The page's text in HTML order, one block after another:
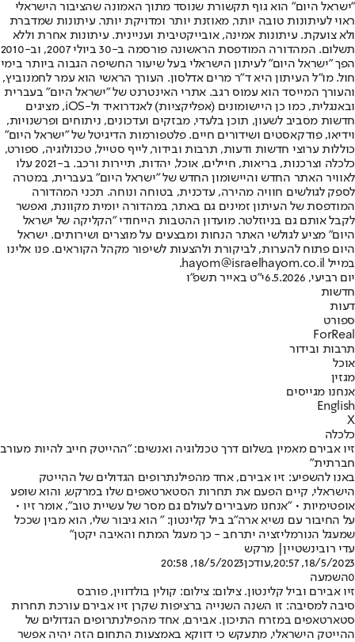
"ישראל היום" הוא גוף תקשורת שנוסד מתוך האמונה שהציבור הישראלי
ראוי לעיתונות טובה יותר, מאוזנת יותר ומדויקת יותר. עיתונות שמדברת
ולא צועקת. עיתונות אמינה, אובייקטיבית ועניינית. עיתונות אחרת וללא
תשלום. המהדורה המודפסת הראשונה פורסמה ב-30 ביולי 2007, וב-2010
הפך "ישראל היום" לעיתון הישראלי בעל שיעור החשיפה הגבוה ביותר בימי
חול. מו"ל העיתון היא ד"ר מרים אדלסון. העורך הראשי הוא עמר לחמנוביץ,
והעורך המייסד הוא עמוס רגב. אתרי האינטרנט של "ישראל היום" בעברית
ובאנגלית, כמו כן היישומונים (אפליקציות) לאנדרואיד ול-iOS, מציגים
חדשות מסביב לשעון, תוכן בלעדי, מבזקים ועדכונים, ניתוחים ופרשנויות,
וידיאו, פודקאסטים ושידורים חיים. פלטפורמות הדיגיטל של "ישראל היום"
כוללות ערוצי חדשות ודעות, תרבות ובידור, לייף סטייל, טכנולוגיה, ספורט,
כלכלה וצרכנות, בריאות, חיילים, אוכל, יהדות, תיירות ורכב. ב-2021 עלו
לאוויר האתר החדש והיישומון החדש של "ישראל היום" בעברית, במטרה
לספק לגולשים חוויה מהירה, עדכנית, בטוחה ונוחה. תכני המהדורה
המודפסת של העיתון זמינים גם באתר, במהדורה יומית מקוונת, ואפשר
לקבל אותם גם בניוזלטר. מועדון ההטבות הייחודי "הקליקה של ישראל
היום" מציע לגולשי האתר הנחות ומבצעים על מוצרים ושירותים. ישראל
היום פתוח להערות, לביקורת ולהצעות לשיפור מקהל הקוראים. פנו אלינו
במייל hayom@israelhayom.co.il.
יום רביעי, 6.5.2026
י"ט באייר תשפ"ו
חדשות
דעות
ספורט
ForReal
תרבות ובידור
אוכל
מגזין
אנחנו מגייסים
English
X
כלכלה
זיו אבירם מאמין בשלום דרך טכנלוגיה ואנשים: "ההייטק חייב להיות מעורב
חברתית"
באנו להשפיע: זיו אבירם, אחד מהפילנתרופים הגדולים של ההייטק
הישראלי, קיים הפעם את תחרות הסטארטאפים שלו במרקש, והוא שופע
אופטימיות • "אנחנו מעבירים לעולם גם מסר של עשיית טוב", אומר זיו •
על החיבור עם נשיא ארה"ב ביל קלינטון: " הוא גיבור שלי, הוא מבין שככל
שמעגל הנורמליזציה יתרחב - כך מעגל המתח והאיבה יקטן"
עדי רובינשטיין| מרקש
18/5/2023, 20:57
,עודכן18/5/2023, 20:58
0השמעה
זיו אבירם וביל קלינטון. צילום: צילום: קולין בולדווין, פורבס
סיבה למסיבה: זו השנה השנייה ברציפות שקרן זיו אבירם עורכת תחרות
סטארטאפים במזרח התיכון. אבירם, אחד מהפילנתרופים הגדולים של
ההייטק הישראלי, מתעקש כי דווקא באמצעות התחום הזה יהיה אפשר